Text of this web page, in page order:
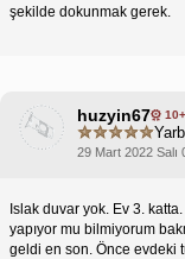
şekilde dokunmak gerek.
huzyin67 10+
29 Mart 2022 Salı
Islak duvar yok. Ev 3.
yapıyor mu bilmiyorum
geldi en son. Önce evdeki